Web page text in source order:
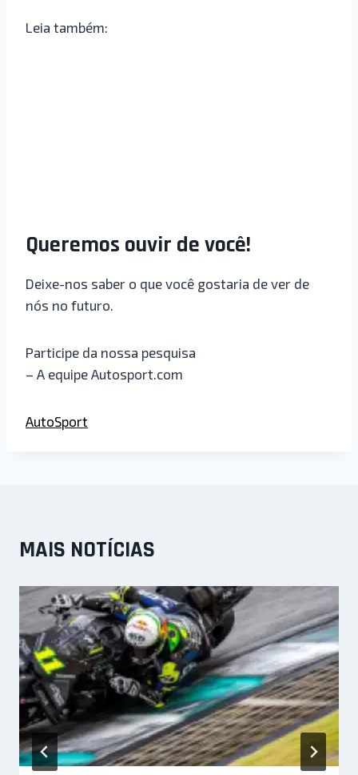
Leia também:
Queremos ouvir de você!
Deixe-nos saber o que você gostaria de ver de
nós no futuro.
Participe da nossa pesquisa
– A equipe Autosport.com
AutoSport
MAIS NOTÍCIAS